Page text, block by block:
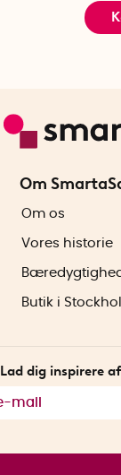
Om
Om os
Vores historie
Butik i
Lad dig inspirere